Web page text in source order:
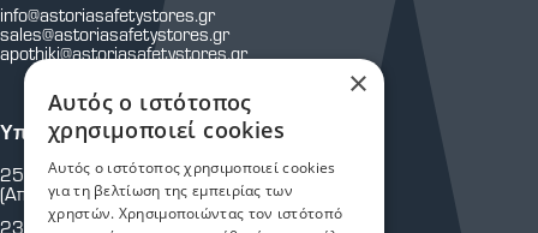
info@astoriasafetystores.gr
sales@astoriasafetystores.gr
apothiki@astoriasafetystores.gr
Υποκατάστημα Μαρτίου
25ης Μαρτίου 43 & Κρήτης
(Απέναντι από Πυροσβεστική Υπηρεσία.)
2310 810 805
×
Αυτός ο ιστότοπος
χρησιμοποιεί cookies
Αυτός ο ιστότοπος χρησιμοποιεί cookies
για τη βελτίωση της εμπειρίας των
χρηστών. Χρησιμοποιώντας τον ιστότοπό